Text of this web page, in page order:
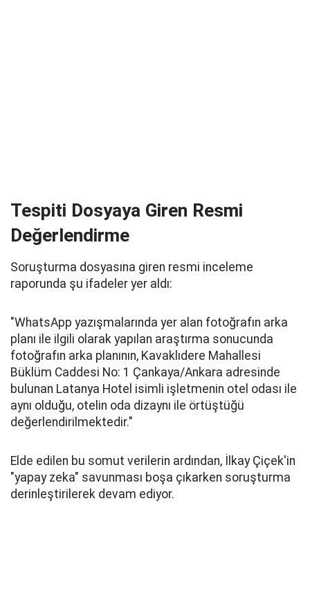
Tespiti Dosyaya Giren Resmi
Değerlendirme
Soruşturma dosyasına giren resmi inceleme
raporunda şu ifadeler yer aldı:
"WhatsApp yazışmalarında yer alan fotoğrafın arka
planı ile ilgili olarak yapılan araştırma sonucunda
fotoğrafın arka planının, Kavaklıdere Mahallesi
Büklüm Caddesi No: 1 Çankaya/Ankara adresinde
bulunan Latanya Hotel isimli işletmenin otel odası ile
aynı olduğu, otelin oda dizaynı ile örtüştüğü
değerlendirilmektedir."
Elde edilen bu somut verilerin ardından, İlkay Çiçek'in
"yapay zeka" savunması boşa çıkarken soruşturma
derinleştirilerek devam ediyor.